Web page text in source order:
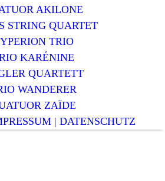
AKILONE
STRING QUARTET
TRIO
KARÉNINE
QUARTETT
WANDERER
ZAЇDE
| DATENSCHUTZ